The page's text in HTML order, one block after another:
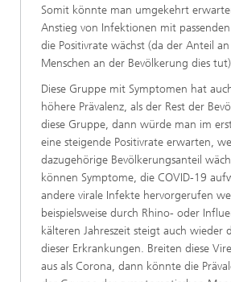
Somit könnte man umgekehrt
Anstieg von Infektionen mit
die Positivrate wächst (da der Anteil
Menschen an der Bevölkerung dies
Diese Gruppe mit Symptomen hat
höhere Prävalenz, als der Rest der
diese Gruppe, dann würde man im
eine steigende Positivrate erwarten,
dazugehörige Bevölkerungsanteil
können Symptome, die COVID-19
andere virale Infekte hervorgerufen
beispielsweise durch Rhino- oder
kälteren Jahreszeit steigt auch wieder
dieser Erkrankungen. Breiten diese
aus als Corona, dann könnte die